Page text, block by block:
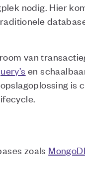
nodig. Hier
van
en
is
zoals